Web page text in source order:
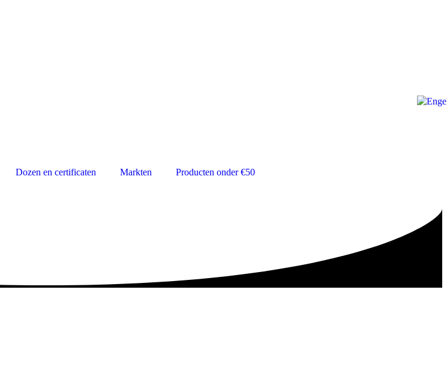
Dozen en certificaten Markten Producten onder €50